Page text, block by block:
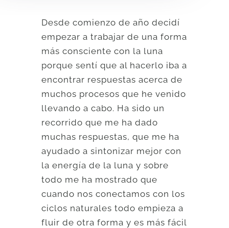
Desde comienzo de año decidí
empezar a trabajar de una forma
más consciente con la luna
porque sentí que al hacerlo iba a
encontrar respuestas acerca de
muchos procesos que he venido
llevando a cabo. Ha sido un
recorrido que me ha dado
muchas respuestas, que me ha
ayudado a sintonizar mejor con
la energía de la luna y sobre
todo me ha mostrado que
cuando nos conectamos con los
ciclos naturales todo empieza a
fluir de otra forma y es más fácil